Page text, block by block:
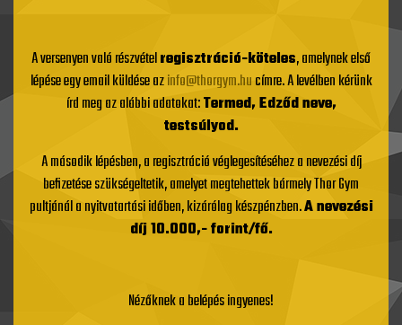
A versenyen való részvételregisztráció-köteles, amelynek első
lépése egy email küldése azinfo@thorgym.hucímre. A levélben kérünk
írd meg az alábbi adatokat:Termed, Edződ neve,
testsúlyod.
A második lépésben, a regisztráció véglegesítéséhez a nevezési díj
befizetése szükségeltetik, amelyet megtehettek bármely Thor Gym
pultjánál a nyitvatartási időben, kizárólag készpénzben.A nevezési
díj 10.000,- forint/fő.
Nézőknek a belépés ingyenes!